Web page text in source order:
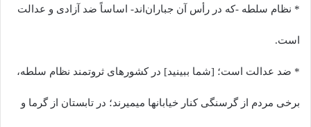
* نظام سلطه -که در رأس آن جباران‌اند- اساساً ضد آزادی و عدالت
است.
* ضد عدالت است؛ [شما ببینید] در کشورهای ثروتمند نظام سلطه،
برخی مردم از گرسنگی کنار خیابانها میمیرند؛ در تابستان از گرما و